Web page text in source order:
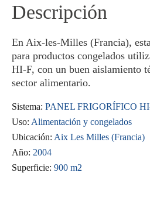
Descripción
En Aix-les-Milles (Francia),
para productos congelados
HI-F, con un buen aislamiento
sector alimentario.
Sistema: PANEL FRIGORÍFICO
Uso: Alimentación y congelados
Ubicación: Aix Les Milles (Francia)
Año: 2004
Superficie: 900 m2